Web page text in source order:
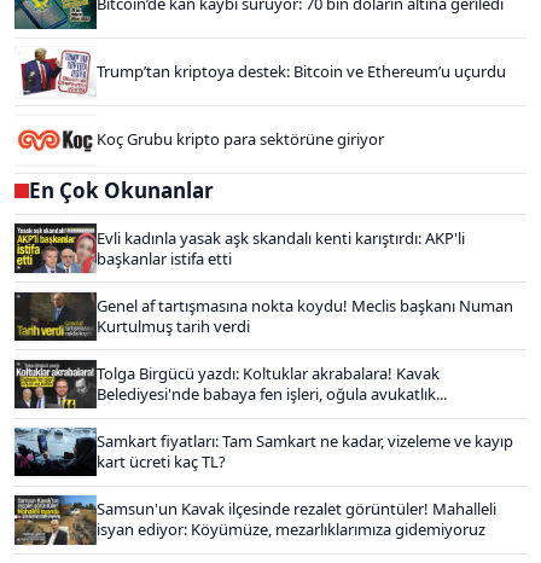
Trump’tan kriptoya destek: Bitcoin ve Ethereum’u uçurdu
Koç Grubu kripto para sektörüne giriyor
En Çok Okunanlar
Evli kadınla yasak aşk skandalı kenti karıştırdı: AKP'li
başkanlar istifa etti
Genel af tartışmasına nokta koydu! Meclis başkanı Numan
Kurtulmuş tarih verdi
Tolga Birgücü yazdı: Koltuklar akrabalara! Kavak
Belediyesi'nde babaya fen işleri, oğula avukatlık...
Samkart fiyatları: Tam Samkart ne kadar, vizeleme ve kayıp
kart ücreti kaç TL?
Samsun'un Kavak ilçesinde rezalet görüntüler! Mahalleli
isyan ediyor: Köyümüze, mezarlıklarımıza gidemiyoruz